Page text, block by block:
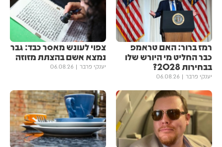
רמז ברור: האם טראמפ
כבר החליט מי היורש שלו
בבחירות 2028?
יענקי פרבר 06.08.26
צפוי לעונש מאסר כבד: גבר
נמצא אשם בהצתת מזוזה
יענקי פרבר 06.08.26